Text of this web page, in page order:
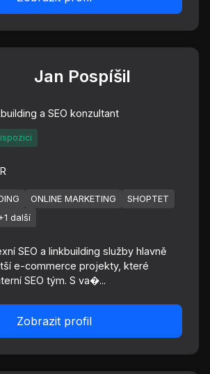
Jan Pospíšil
a SEO konzultant
ONLINE MARKETING
SHOPTET
další
SEO a linkbuilding služby hlavně
e-commerce projekty, které
SEO tým. S va�...
Zobrazit profil